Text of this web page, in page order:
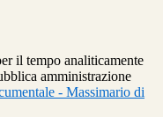
il tempo analiticamente
amministrazione
- Massimario di